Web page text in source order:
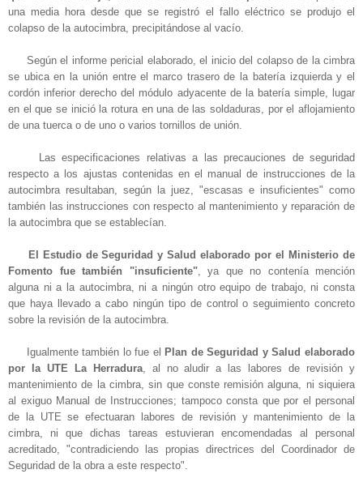
una media hora desde que se registró el fallo eléctrico se produjo el
colapso de la autocimbra, precipitándose al vacío.
Según el informe pericial elaborado, el inicio del colapso de la cimbra
se ubica en la unión entre el marco trasero de la batería izquierda y el
cordón inferior derecho del módulo adyacente de la batería simple, lugar
en el que se inició la rotura en una de las soldaduras, por el aflojamiento
de una tuerca o de uno o varios tornillos de unión.
Las especificaciones relativas a las precauciones de seguridad
respecto a los ajustas contenidas en el manual de instrucciones de la
autocimbra resultaban, según la juez, "escasas e insuficientes" como
también las instrucciones con respecto al mantenimiento y reparación de
la autocimbra que se establecían.
El Estudio de Seguridad y Salud elaborado por el Ministerio de
Fomento fue también "insuficiente", ya que no contenía mención
alguna ni a la autocimbra, ni a ningún otro equipo de trabajo, ni consta
que haya llevado a cabo ningún tipo de control o seguimiento concreto
sobre la revisión de la autocimbra.
Igualmente también lo fue el Plan de Seguridad y Salud elaborado
por la UTE La Herradura, al no aludir a las labores de revisión y
mantenimiento de la cimbra, sin que conste remisión alguna, ni siquiera
al exiguo Manual de Instrucciones; tampoco consta que por el personal
de la UTE se efectuaran labores de revisión y mantenimiento de la
cimbra, ni que dichas tareas estuvieran encomendadas al personal
acreditado, "contradiciendo las propias directrices del Coordinador de
Seguridad de la obra a este respecto".